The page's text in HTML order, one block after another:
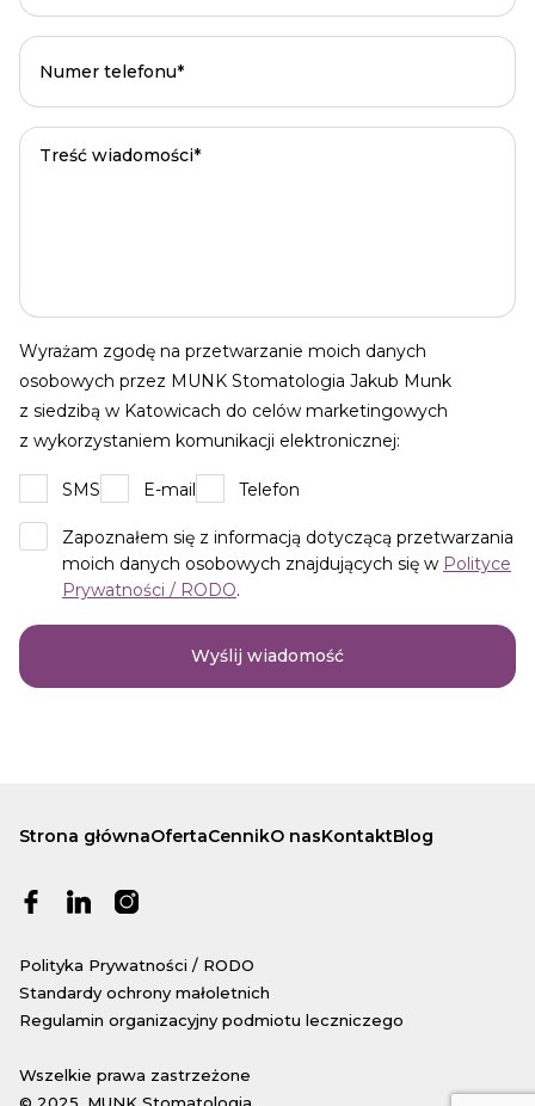
Wyrażam zgodę na przetwarzanie moich danych
osobowych przez MUNK Stomatologia Jakub Munk
z siedzibą w Katowicach do celów marketingowych
z wykorzystaniem komunikacji elektronicznej:
SMS E-mail Telefon
Zapoznałem się z informacją dotyczącą przetwarzania
moich danych osobowych znajdujących się w Polityce
Prywatności / RODO.
Wyślij wiadomość
Strona głównaOfertaCennikO nasKontaktBlog
Polityka Prywatności / RODO
Standardy ochrony małoletnich
Regulamin organizacyjny podmiotu leczniczego
Wszelkie prawa zastrzeżone